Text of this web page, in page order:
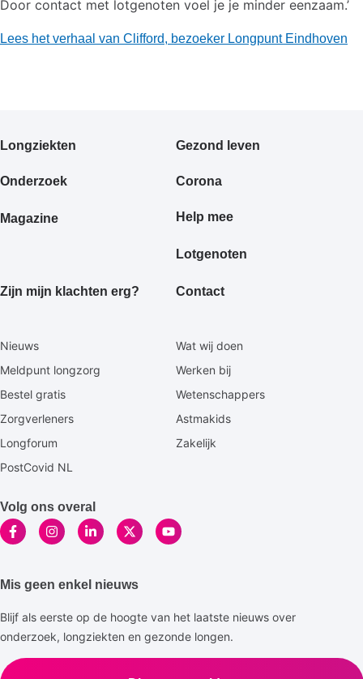
Door contact met lotgenoten voel je je minder eenzaam.’
Lees het verhaal van Clifford, bezoeker Longpunt Eindhoven
Primair
Longziekten Gezond leven
Onderzoek Corona
Magazine Help mee
Lotgenoten
Zijn mijn klachten erg? Contact
Secundaire
Nieuws
Wat wij doen
Meldpunt longzorg
Werken bij
Bestel gratis
Wetenschappers
Zorgverleners
Astmakids
Longforum
Zakelijk
PostCovid NL
Volg ons overal
Mis geen enkel nieuws
Blijf als eerste op de hoogte van het laatste nieuws over
onderzoek, longziekten en gezonde longen.